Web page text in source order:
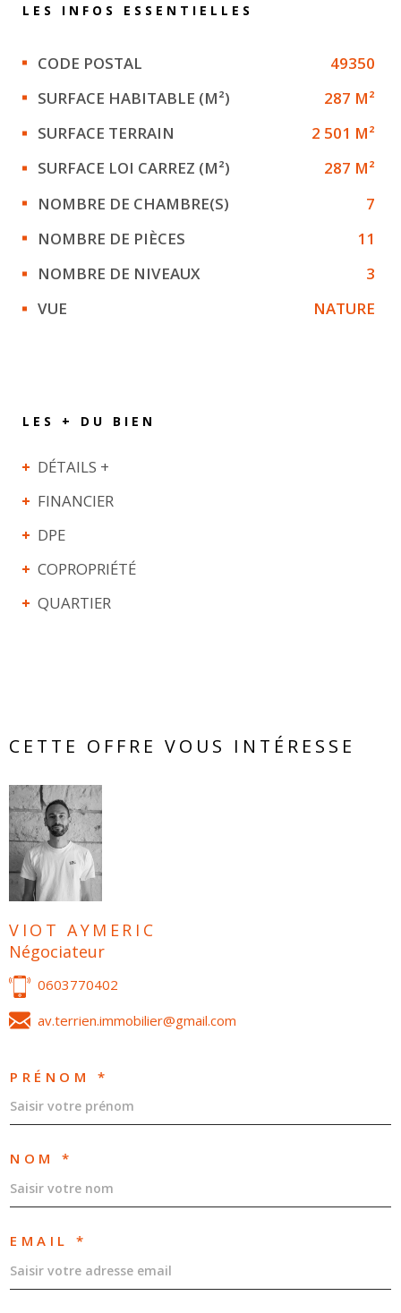
LES INFOS ESSENTIELLES
Caractérisque Valeurs
CODE POSTAL
49350
SURFACE HABITABLE (M²)
287 M²
SURFACE TERRAIN
2 501 M²
SURFACE LOI CARREZ (M²)
287 M²
NOMBRE DE CHAMBRE(S)
7
NOMBRE DE PIÈCES
11
NOMBRE DE NIVEAUX
3
VUE
NATURE
LES + DU BIEN
DÉTAILS +
FINANCIER
DPE
COPROPRIÉTÉ
QUARTIER
CETTE OFFRE VOUS INTÉRESSE
VIOT AYMERIC
Négociateur
0603770402
av.terrien.immobilier@gmail.com
PRÉNOM *
NOM *
EMAIL *